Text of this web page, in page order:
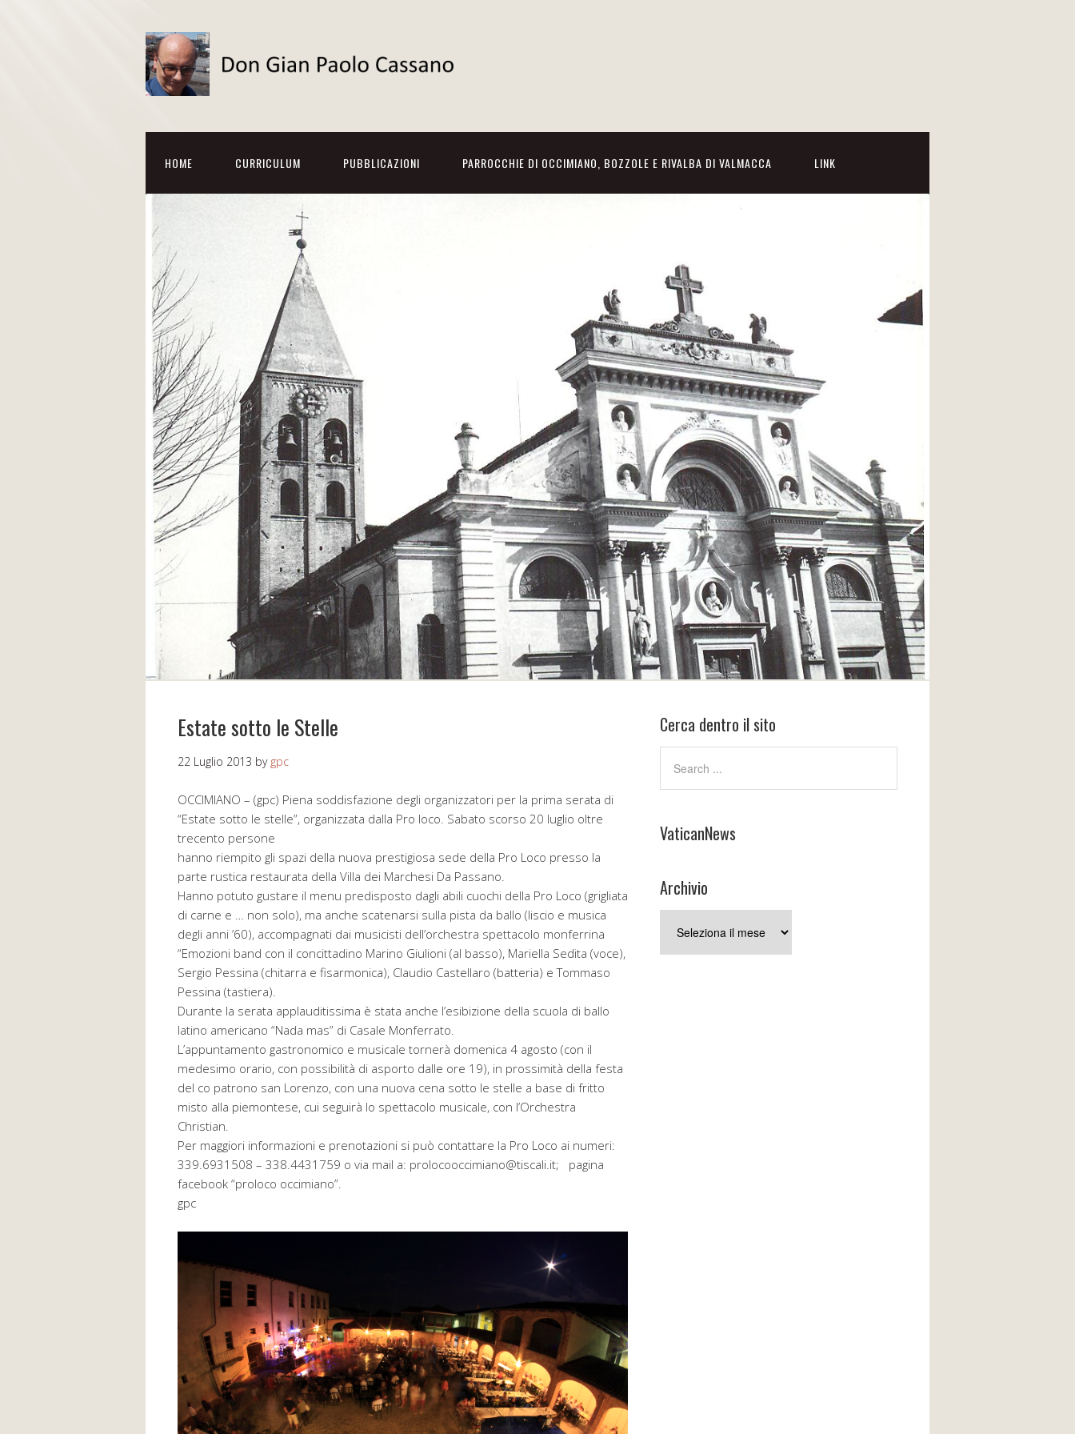
HOME CURRICULUM PUBBLICAZIONI PARROCCHIE DI OCCIMIANO, BOZZOLE E RIVALBA DI VALMACCA LINK
Estate sotto le Stelle
22 Luglio 2013 by gpc
OCCIMIANO – (gpc) Piena soddisfazione degli organizzatori per la prima serata di
“Estate sotto le stelle”, organizzata dalla Pro loco. Sabato scorso 20 luglio oltre
trecento persone
hanno riempito gli spazi della nuova prestigiosa sede della Pro Loco presso la
parte rustica restaurata della Villa dei Marchesi Da Passano.
Hanno potuto gustare il menu predisposto dagli abili cuochi della Pro Loco (grigliata
di carne e … non solo), ma anche scatenarsi sulla pista da ballo (liscio e musica
degli anni ’60), accompagnati dai musicisti dell’orchestra spettacolo monferrina
“Emozioni band con il concittadino Marino Giulioni (al basso), Mariella Sedita (voce),
Sergio Pessina (chitarra e fisarmonica), Claudio Castellaro (batteria) e Tommaso
Pessina (tastiera).
Durante la serata applauditissima è stata anche l’esibizione della scuola di ballo
latino americano “Nada mas” di Casale Monferrato.
L’appuntamento gastronomico e musicale tornerà domenica 4 agosto (con il
medesimo orario, con possibilità di asporto dalle ore 19), in prossimità della festa
del co patrono san Lorenzo, con una nuova cena sotto le stelle a base di fritto
misto alla piemontese, cui seguirà lo spettacolo musicale, con l’Orchestra
Christian.
Per maggiori informazioni e prenotazioni si può contattare la Pro Loco ai numeri:
339.6931508 – 338.4431759 o via mail a: prolocooccimiano@tiscali.it; pagina
facebook “proloco occimiano”.
gpc
Cerca dentro il sito
VaticanNews
Archivio